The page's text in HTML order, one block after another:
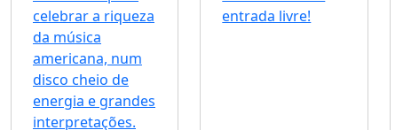
celebrar a riqueza
da música
americana, num
disco cheio de
energia e grandes
interpretações.
entrada livre!